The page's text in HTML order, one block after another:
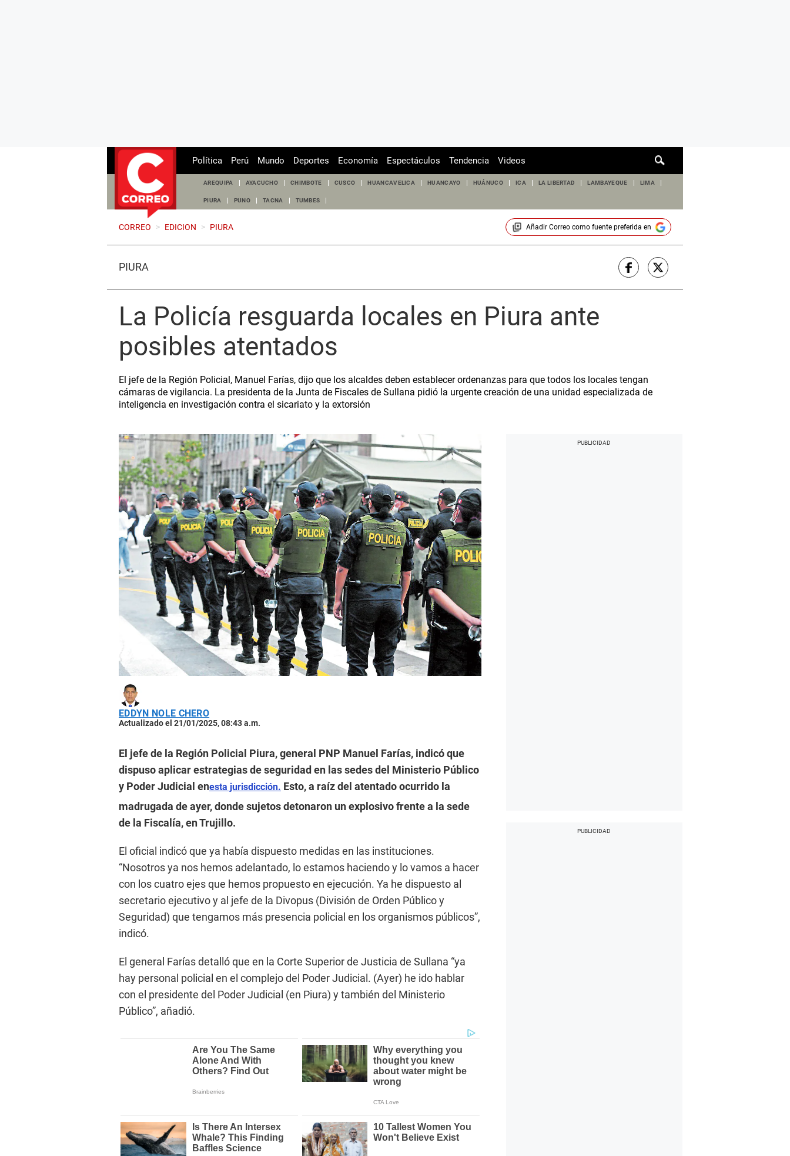
de
Política Perú Mundo Deportes Economía Espectáculos Tendencia Videos
AREQUIPA AYACUCHO CHIMBOTE CUSCO HUANCAVELICA HUANCAYO HUÁNUCO ICA LA LIBERTAD LAMBAYEQUE LIMA
PIURA PUNO TACNA TUMBES
CORREO > EDICION > PIURA Añadir Correocomo fuente preferida en
PIURA
La Policía resguarda locales en Piura ante
posibles atentados
El jefe de la Región Policial, Manuel Farías, dijo que los alcaldes deben establecer ordenanzas para que todos los locales tengan
cámaras de vigilancia. La presidenta de la Junta de Fiscales de Sullana pidió la urgente creación de una unidad especializada de
inteligencia en investigación contra el sicariato y la extorsión
EDDYN NOLE CHERO
Actualizado el 21/01/2025, 08:43 a.m.
El jefe de la Región Policial Piura, general PNP Manuel Farías, indicó que
dispuso aplicar estrategias de seguridad en las sedes del Ministerio Público
y Poder Judicial enesta jurisdicción. Esto, a raíz del atentado ocurrido la
madrugada de ayer, donde sujetos detonaron un explosivo frente a la sede
de la Fiscalía, en Trujillo.
El oficial indicó que ya había dispuesto medidas en las instituciones.
“Nosotros ya nos hemos adelantado, lo estamos haciendo y lo vamos a hacer
con los cuatro ejes que hemos propuesto en ejecución. Ya he dispuesto al
secretario ejecutivo y al jefe de la Divopus (División de Orden Público y
Seguridad) que tengamos más presencia policial en los organismos públicos”,
indicó.
El general Farías detalló que en la Corte Superior de Justicia de Sullana “ya
hay personal policial en el complejo del Poder Judicial. (Ayer) he ido hablar
con el presidente del Poder Judicial (en Piura) y también del Ministerio
Público”, añadió.